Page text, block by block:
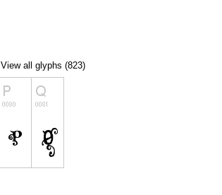
View all glyphs (823)